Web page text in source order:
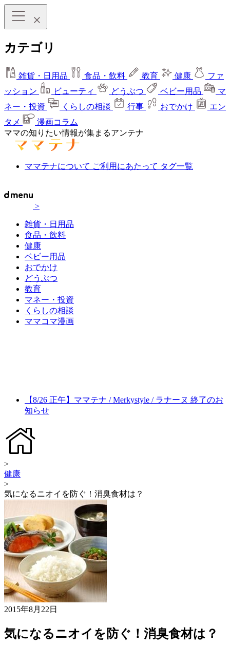
カテゴリ
雑貨・日用品 食品・飲料 教育 健康
ファ
ッション
ビューティ どうぶつ ベビー用品
マ
ネー・投資
くらしの相談 行事 おでかけ
エン
タメ
漫画コラム
ママの知りたい情報が集まるアンテナ
ママテナについて ご利用にあたって タグ一覧
>
雑貨・日用品
食品・飲料
健康
ベビー用品
おでかけ
どうぶつ
教育
マネー・投資
くらしの相談
ママコマ漫画
【8/26 正午】ママテナ / Merkystyle / ラナーヌ 終了のお
知らせ
>
健康
>
気になるニオイを防ぐ！消臭食材は？
2015年8月22日
気になるニオイを防ぐ！消臭食材は？